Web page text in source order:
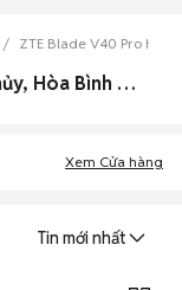
ZTE Blade V40 Pro Hòa
0 Zte Blade V40 Pro cũ Huyện Lạc Thủy, Hòa Bình đẹp
Xem Cửa hàng
Tin mới nhất